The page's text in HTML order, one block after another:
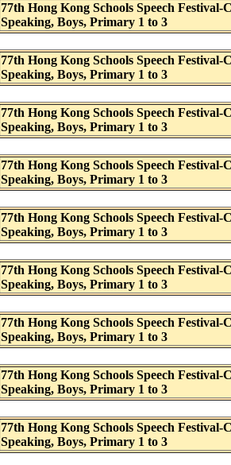
77th Hong Kong Schools Speech Festival-
Speaking, Boys, Primary 1 to 3
77th Hong Kong Schools Speech Festival-
Speaking, Boys, Primary 1 to 3
77th Hong Kong Schools Speech Festival-
Speaking, Boys, Primary 1 to 3
77th Hong Kong Schools Speech Festival-
Speaking, Boys, Primary 1 to 3
77th Hong Kong Schools Speech Festival-
Speaking, Boys, Primary 1 to 3
77th Hong Kong Schools Speech Festival-
Speaking, Boys, Primary 1 to 3
77th Hong Kong Schools Speech Festival-
Speaking, Boys, Primary 1 to 3
77th Hong Kong Schools Speech Festival-
Speaking, Boys, Primary 1 to 3
77th Hong Kong Schools Speech Festival-
Speaking, Boys, Primary 1 to 3